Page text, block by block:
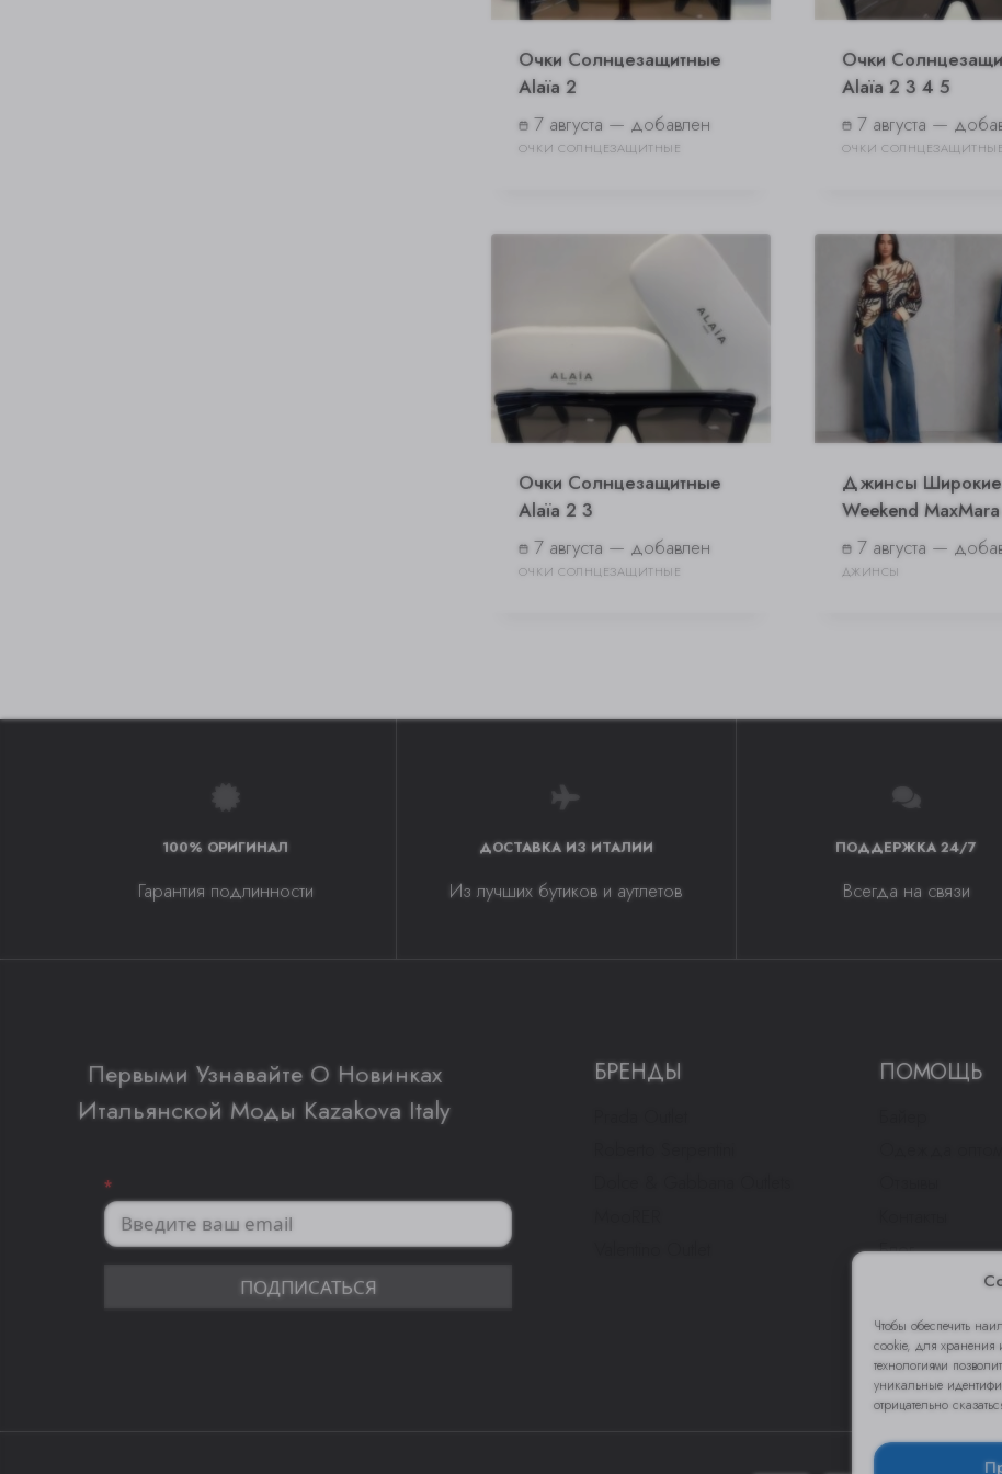
Чтобы обеспечить
cookie, для хранения
технологиями
уникальные
отрицательно
Очки Солнцезащитные
Alaïa 2
7 августа — добавлен
ОЧКИ СОЛНЦЕЗАЩИТНЫЕ
Очки
Alaïa 2 3 4 5
7 августа —
ОЧКИ СОЛНЦЕЗАЩИТНЫЕ
Очки Солнцезащитные
Alaïa 2 3
7 августа — добавлен
ОЧКИ СОЛНЦЕЗАЩИТНЫЕ
Джинсы Широкие
Weekend MaxMara
7 августа —
ДЖИНСЫ
100% ОРИГИНАЛ
Гарантия подлинности
ДОСТАВКА ИЗ ИТАЛИИ
Из лучших бутиков и аутлетов
ПОДДЕРЖКА 24/7
Всегда на связи
Первыми Узнавайте О Новинках
Итальянской Моды Kazakova Italy
*
ПОДПИСАТЬСЯ
БРЕНДЫ ПОМОЩЬ
Блог